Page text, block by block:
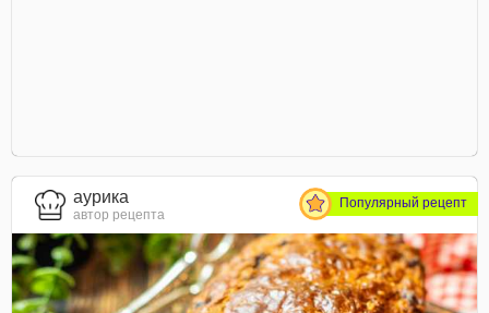
aурика
автор рецепта
Популярный рецепт